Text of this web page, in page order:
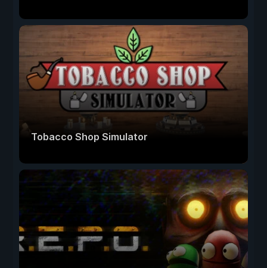
Tobacco Shop Simulator